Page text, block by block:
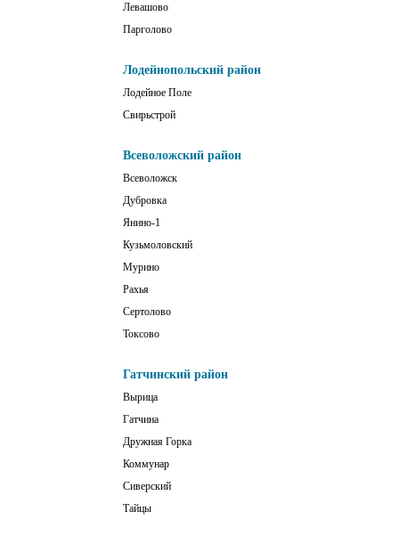
Левашово
Парголово
Лодейнопольский район
Лодейное Поле
Свирьстрой
Всеволожский район
Всеволожск
Дубровка
Янино-1
Кузьмоловский
Мурино
Рахья
Сертолово
Токсово
Гатчинский район
Вырица
Гатчина
Дружная Горка
Коммунар
Сиверский
Тайцы